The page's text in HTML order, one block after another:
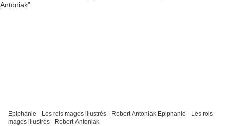
Epiphanie - Les rois mages illustrés - Robert Antoniak Epiphanie - Les rois
mages illustrés - Robert Antoniak